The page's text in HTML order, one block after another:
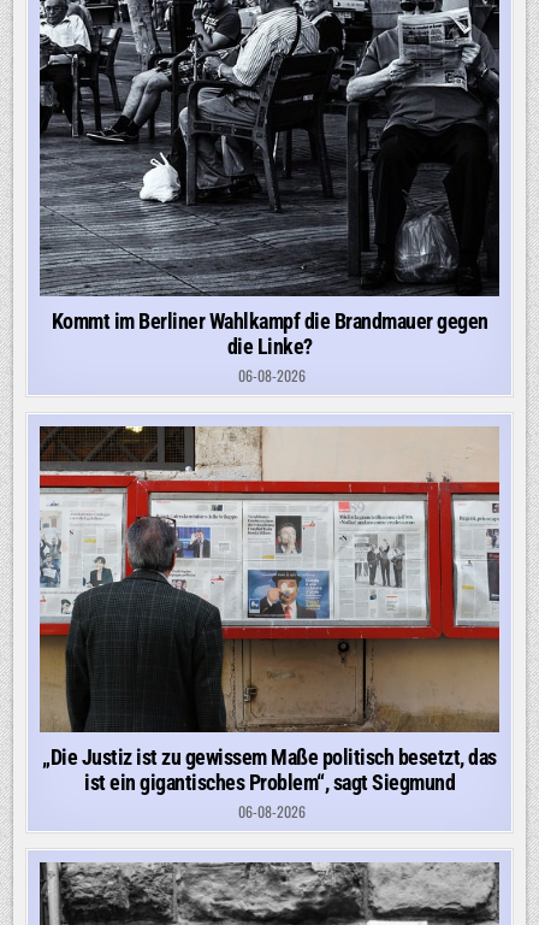
Kommt im Berliner Wahlkampf die Brandmauer gegen
die Linke?
06-08-2026
„Die Justiz ist zu gewissem Maße politisch besetzt, das
ist ein gigantisches Problem“, sagt Siegmund
06-08-2026